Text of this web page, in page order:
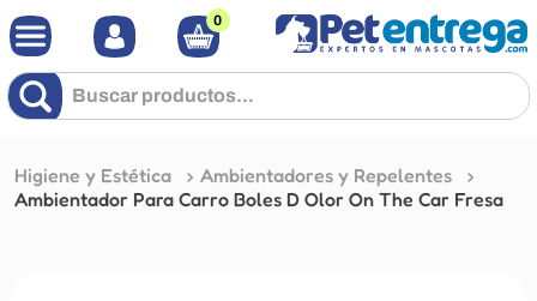
0
Buscar productos...
Higiene y Estética
Ambientadores y Repelentes
Ambientador Para Carro Boles D Olor On The Car Fresa